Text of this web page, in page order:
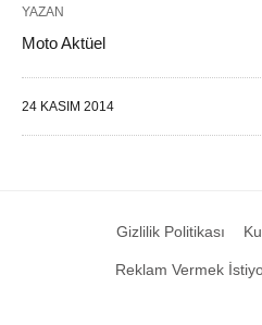
YAZAN
Moto Aktüel
24 KASIM 2014
Gizlilik Politikası
Reklam Vermek